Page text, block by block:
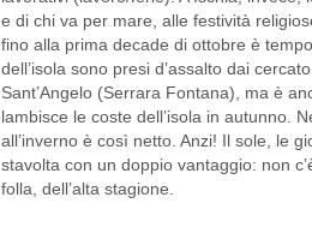
e di chi va per mare, alle festività
fino alla prima decade di ottobre è
dell’isola sono presi d’assalto dai
Sant’Angelo (Serrara Fontana), ma è
lambisce le coste dell’isola in autunno.
all’inverno è così netto. Anzi! Il sole, le
stavolta con un doppio vantaggio: non
folla, dell’alta stagione.